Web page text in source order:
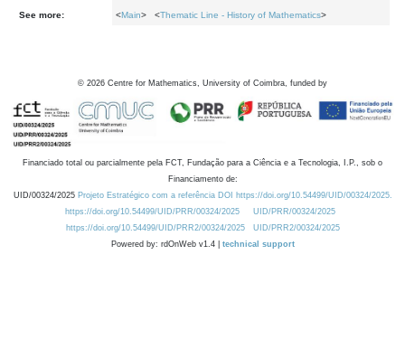
See more: <Main> <Thematic Line - History of Mathematics>
© 2026 Centre for Mathematics, University of Coimbra, funded by
Financiado total ou parcialmente pela FCT, Fundação para a Ciência e a Tecnologia, I.P., sob o
Financiamento de:
UID/00324/2025 Projeto Estratégico com a referência DOI https://doi.org/10.54499/UID/00324/2025.
https://doi.org/10.54499/UID/PRR/00324/2025
UID/PRR/00324/2025
https://doi.org/10.54499/UID/PRR2/00324/2025
UID/PRR2/00324/2025
Powered by: rdOnWeb v1.4 | technical support